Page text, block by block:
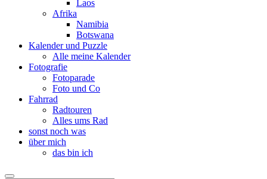
Laos
Afrika
Namibia
Botswana
Kalender und Puzzle
Alle meine Kalender
Fotografie
Fotoparade
Foto und Co
Fahrrad
Radtouren
Alles ums Rad
sonst noch was
über mich
das bin ich